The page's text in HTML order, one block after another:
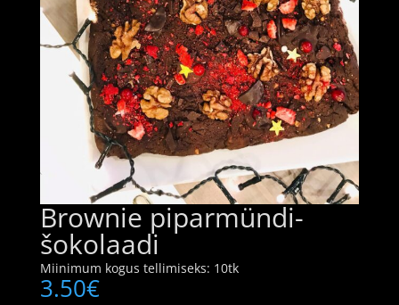
Brownie piparmündi-
šokolaadi
Miinimum kogus tellimiseks: 10tk
3.50€